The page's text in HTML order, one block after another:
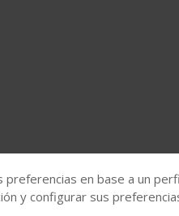
en base a un
y configurar sus